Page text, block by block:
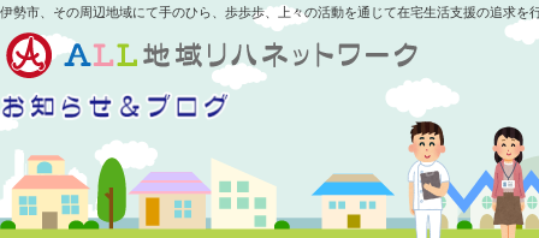
伊勢市、その周辺地域にて手のひら、歩歩歩、上々の活動を通じて在宅生活支援の追求を